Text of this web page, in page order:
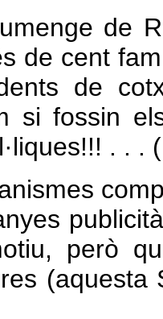
de
de cent
de
si fossin
. . .
però
(aquesta